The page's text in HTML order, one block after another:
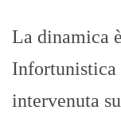
La dinamica
intervenuta